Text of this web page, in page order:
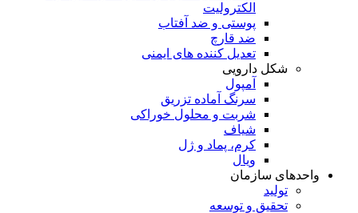
الکترولیت
پوستی و ضد آفتاب
ضد قارچ
تعدیل کننده های ایمنی
شکل دارویی
آمپول
سرنگ آماده تزریق
شربت و محلول خوراکی
شیاف
کرم، پماد و ژل
ویال
واحدهای سازمان
تولید
تحقیق و توسعه